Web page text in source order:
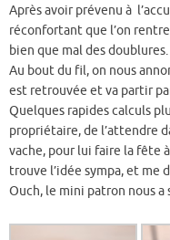
Après avoir prévenu à
réconfortant que l’on
bien que mal des
Au bout du fil, on nous
est retrouvée et va partir
Quelques rapides calculs
propriétaire, de l’attendre
vache, pour lui faire la fête
trouve l’idée sympa, et me
Ouch, le mini patron nous